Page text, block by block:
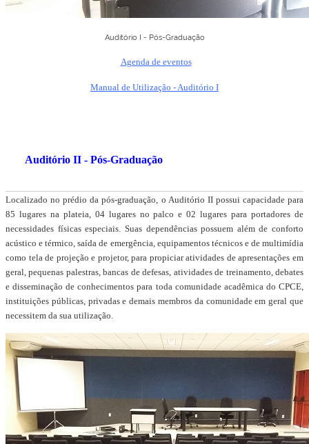
Auditório I - Pós-Graduação
Agenda de eventos
Manual de Utilização - Auditório I
Auditório II - Pós-Graduação
Localizado no prédio da pós-graduação, o Auditório II possui capacidade para
85 lugares na plateia, 04 lugares no palco e 02 lugares para portadores de
necessidades físicas especiais. Suas dependências possuem além de conforto
acústico e térmico, saída de emergência, equipamentos técnicos e de multimídia
como tela de projeção e projetor, para propiciar atividades de apresentações em
geral, pequenas palestras, bancas de defesas, atividades de treinamento, debates
e disseminação de conhecimentos para toda comunidade acadêmica do CPCE,
instituições públicas, privadas e demais membros da comunidade em geral que
necessitem da sua utilização.